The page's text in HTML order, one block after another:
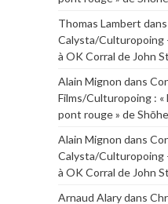
Thomas Lambert dans
Calysta/Culturopoing
à OK Corral de John
Alain Mignon dans
Films/Culturopoing : «
pont rouge » de
Alain Mignon dans
Calysta/Culturopoing
à OK Corral de John
Arnaud Alarydans